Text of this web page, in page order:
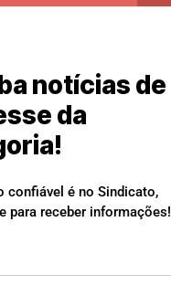
notícias de
da
confiável é no Sindicato,
para receber informações!